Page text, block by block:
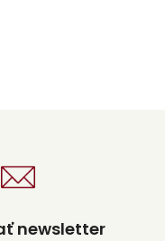
newsletter